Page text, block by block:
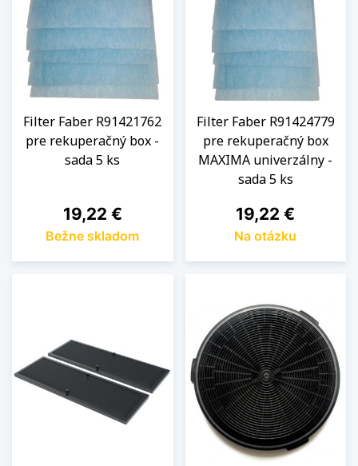
Filter Faber R91421762
pre rekuperačný box -
sada 5 ks
Cena
19,22 €
Bežne skladom
Filter Faber R91424779
pre rekuperačný box
MAXIMA univerzálny -
sada 5 ks
Cena
19,22 €
Na otázku